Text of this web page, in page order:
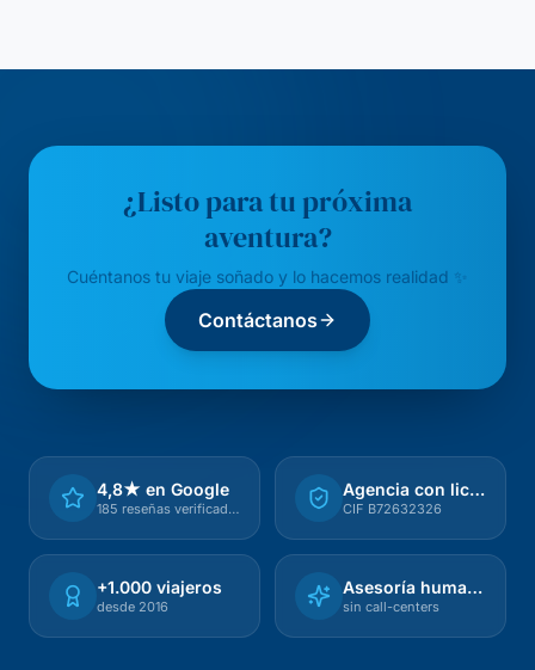
¿Listo para tu próxima
aventura?
Cuéntanos tu viaje soñado y lo hacemos realidad ✨
Contáctanos
4,8★ en Google
185 reseñas verificadas
Agencia con licencia
CIF B72632326
+1.000 viajeros
desde 2016
Asesoría humana
sin call-centers